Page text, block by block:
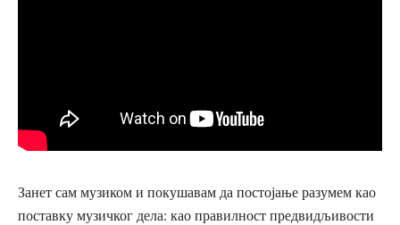
Занет сам музиком и покушавам да постојање разумем као
поставку музичког дела: као правилност предвидљивости